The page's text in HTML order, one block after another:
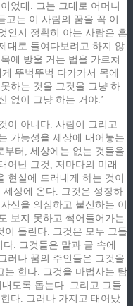
었대. 그는 그대로 어머니
는 이 사람의 꿈을 꼭 이
인지 정확히 아는 사람은 흔
대로 들여다보려고 하지 않
에 방울 거는 법을 가르쳐
뚜벅뚜벅 다가가서 목에
하는 것을 그것을 그냥 하
없이 그냥 하는 거야.’
이 아니다. 사람이 그리고
가능성을 세상에 내어놓는
부터, 세상에는 없는 것들을
어난 그것, 저마다의 미래
현실에 드러내게 하는 것이
상에 온다. 그것은 성장하
신을 의심하고 불신하는 이
보지 못하고 썩어들어가는
이 들린다. 그것은 모두 그들
. 그것들은 말과 글 속에
러나 꿈의 주인들은 그것을
는 한다. 그것을 마법사는 탐
도록 돕는다. 그리고 그들
다. 그러나 가지고 태어났